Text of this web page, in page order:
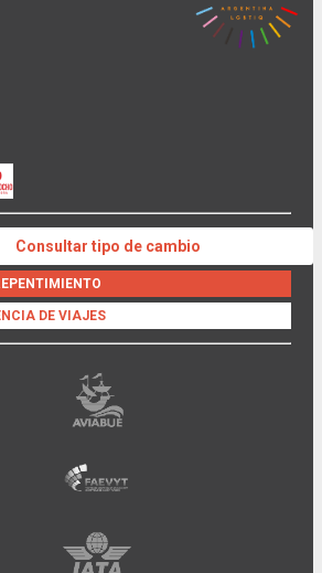
Consultar tipo de cambio
DE VIAJES